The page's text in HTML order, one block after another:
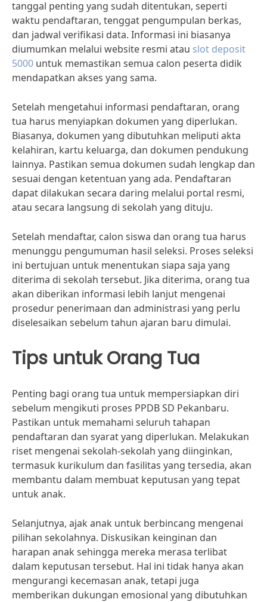
tanggal penting yang sudah ditentukan, seperti
waktu pendaftaran, tenggat pengumpulan berkas,
dan jadwal verifikasi data. Informasi ini biasanya
diumumkan melalui website resmi atau slot deposit
5000 untuk memastikan semua calon peserta didik
mendapatkan akses yang sama.
Setelah mengetahui informasi pendaftaran, orang
tua harus menyiapkan dokumen yang diperlukan.
Biasanya, dokumen yang dibutuhkan meliputi akta
kelahiran, kartu keluarga, dan dokumen pendukung
lainnya. Pastikan semua dokumen sudah lengkap dan
sesuai dengan ketentuan yang ada. Pendaftaran
dapat dilakukan secara daring melalui portal resmi,
atau secara langsung di sekolah yang dituju.
Setelah mendaftar, calon siswa dan orang tua harus
menunggu pengumuman hasil seleksi. Proses seleksi
ini bertujuan untuk menentukan siapa saja yang
diterima di sekolah tersebut. Jika diterima, orang tua
akan diberikan informasi lebih lanjut mengenai
prosedur penerimaan dan administrasi yang perlu
diselesaikan sebelum tahun ajaran baru dimulai.
Tips untuk Orang Tua
Penting bagi orang tua untuk mempersiapkan diri
sebelum mengikuti proses PPDB SD Pekanbaru.
Pastikan untuk memahami seluruh tahapan
pendaftaran dan syarat yang diperlukan. Melakukan
riset mengenai sekolah-sekolah yang diinginkan,
termasuk kurikulum dan fasilitas yang tersedia, akan
membantu dalam membuat keputusan yang tepat
untuk anak.
Selanjutnya, ajak anak untuk berbincang mengenai
pilihan sekolahnya. Diskusikan keinginan dan
harapan anak sehingga mereka merasa terlibat
dalam keputusan tersebut. Hal ini tidak hanya akan
mengurangi kecemasan anak, tetapi juga
memberikan dukungan emosional yang dibutuhkan